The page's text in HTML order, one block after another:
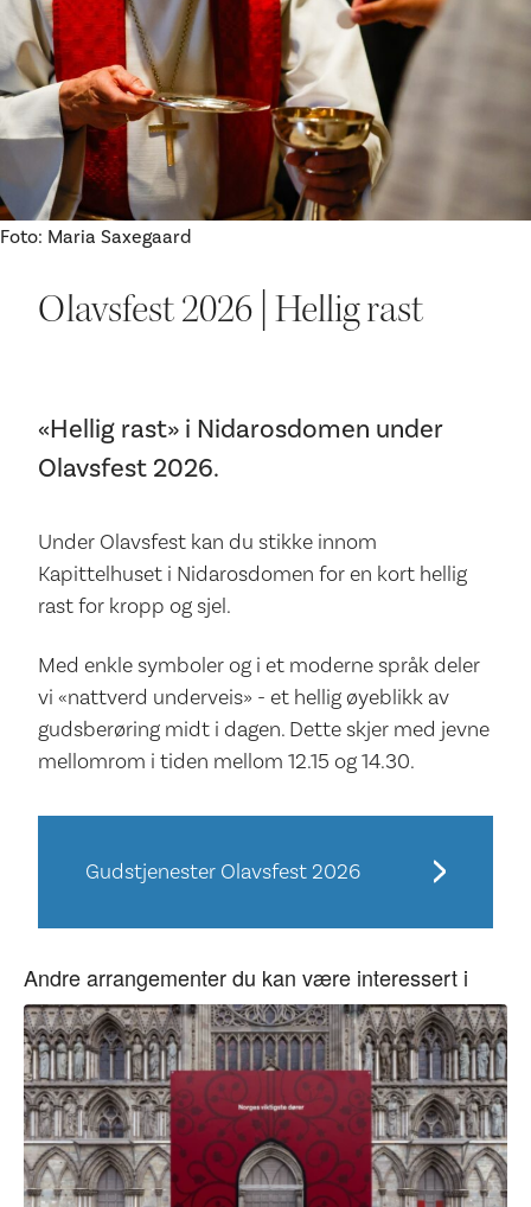
Ditt besøk
Foto: Maria Saxegaard
Olavsfest 2026 | Hellig rast
«Hellig rast» i Nidarosdomen under
Olavsfest 2026.
Under Olavsfest kan du stikke innom
Kapittelhuset i Nidarosdomen for en kort hellig
rast for kropp og sjel.
Med enkle symboler og i et moderne språk deler
vi «nattverd underveis» - et hellig øyeblikk av
gudsberøring midt i dagen. Dette skjer med jevne
mellomrom i tiden mellom 12.15 og 14.30.
Gudstjenester Olavsfest 2026
Andre arrangementer du kan være interessert i